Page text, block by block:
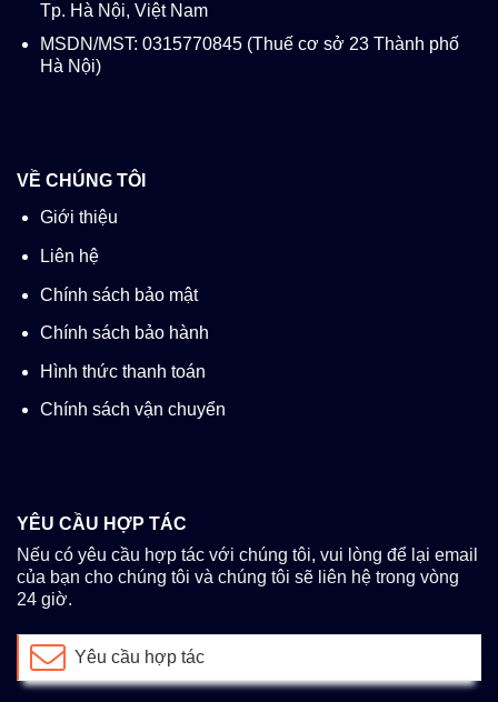
Tp. Hà Nội, Việt Nam
MSDN/MST: 0315770845 (Thuế cơ sở 23 Thành phố
Hà Nội)
VỀ CHÚNG TÔI
Giới thiệu
Liên hệ
Chính sách bảo mật
Chính sách bảo hành
Hình thức thanh toán
Chính sách vận chuyển
YÊU CẦU HỢP TÁC
Nếu có yêu cầu hợp tác với chúng tôi, vui lòng để lại email
của bạn cho chúng tôi và chúng tôi sẽ liên hệ trong vòng
24 giờ.
Yêu cầu hợp tác